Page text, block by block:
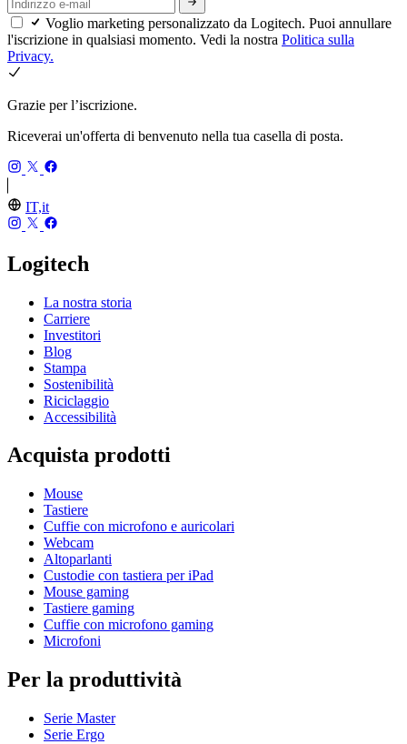
Voglio marketing personalizzato da Logitech. Puoi annullare
l'iscrizione in qualsiasi momento. Vedi la nostra Politica sulla
Privacy.
Grazie per l’iscrizione.
Riceverai un'offerta di benvenuto nella tua casella di posta.
IT,it
Logitech
La nostra storia
Carriere
Investitori
Blog
Stampa
Sostenibilità
Riciclaggio
Accessibilità
Acquista prodotti
Mouse
Tastiere
Cuffie con microfono e auricolari
Webcam
Altoparlanti
Custodie con tastiera per iPad
Mouse gaming
Tastiere gaming
Cuffie con microfono gaming
Microfoni
Per la produttività
Serie Master
Serie Ergo